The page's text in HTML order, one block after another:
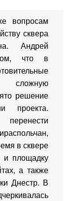
вопросам
сквера
Андрей
что в
сложную
решение
проекта.
перенести
в сквере
и площадку
а также
Днестр. В